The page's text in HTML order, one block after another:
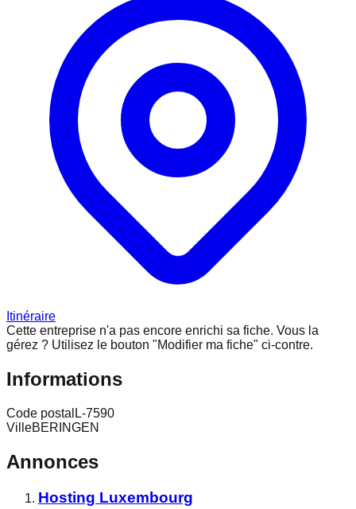
Itinéraire
Cette entreprise n'a pas encore enrichi sa fiche. Vous la
gérez ? Utilisez le bouton "Modifier ma fiche" ci-contre.
Informations
Code postal L-7590
VilleBERINGEN
Annonces
Hosting Luxembourg